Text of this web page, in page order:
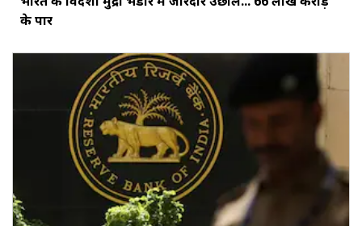
के पार